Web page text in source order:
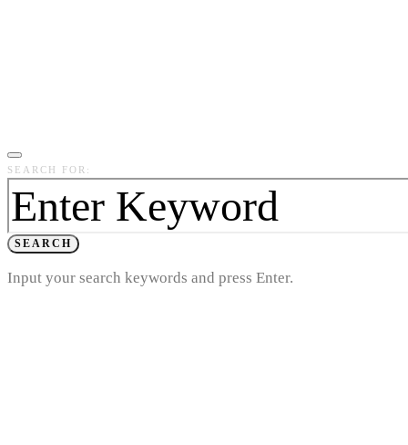
SEARCH FOR:
SEARCH
Input your search keywords and press Enter.